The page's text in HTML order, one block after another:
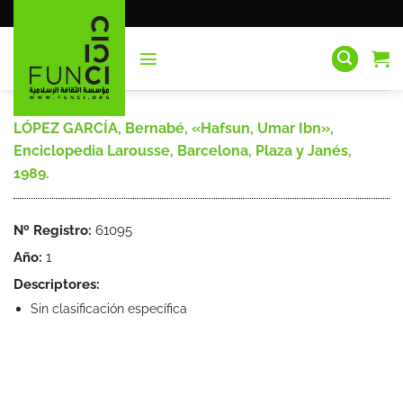
al
LÓPEZ GARCÍA, Bernabé, «Hafsun, Umar Ibn»,
Enciclopedia Larousse, Barcelona, Plaza y Janés,
1989.
Nº Registro: 61095
Año: 1
Descriptores:
Sin clasificación específica